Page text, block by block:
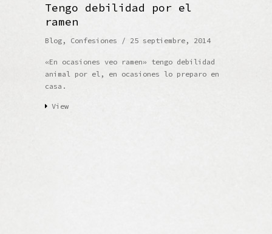
Tengo debilidad por el
ramen
Blog , Confesiones / 25 septiembre, 2014
«En ocasiones veo ramen» tengo debilidad
animal por el, en ocasiones lo preparo en
casa.
View